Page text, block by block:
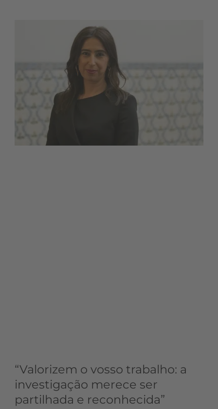
“Valorizem o vosso trabalho: a
investigação merece ser
partilhada e reconhecida”